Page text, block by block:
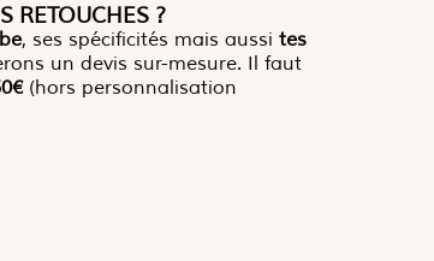
RETOUCHES ?
, ses spécificités mais aussi tes
un devis sur-mesure. Il faut
(hors personnalisation